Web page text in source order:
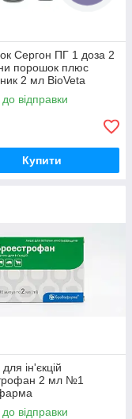
Сергон ПГ 1 доза 2
порошок плюс
2 мл BioVeta
відправки
Купити
ін'єкцій
2 мл №1
відправки